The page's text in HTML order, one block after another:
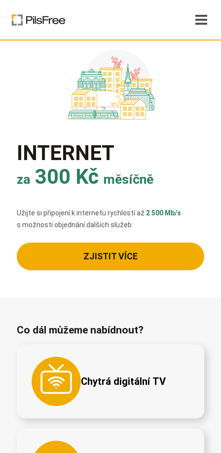
INTERNET
za300 Kč měsíčně
Užijte si připojení k internetu rychlostí až 2 500 Mb/s
s možností objednání dalších služeb
ZJISTIT VÍCE
Co dál můžeme nabídnout?
Chytrá digitální TV